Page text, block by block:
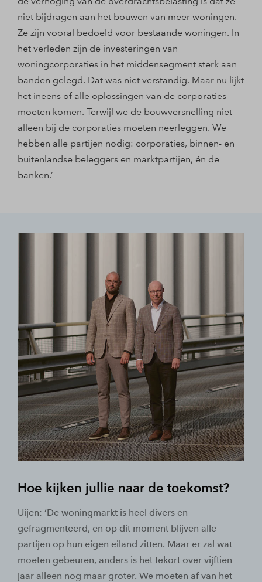
niet bijdragen aan het bouwen van meer woningen.
Ze zijn vooral bedoeld voor bestaande woningen. In
het verleden zijn de investeringen van
woningcorporaties in het middensegment sterk aan
banden gelegd. Dat was niet verstandig. Maar nu lijkt
het ineens of alle oplossingen van de corporaties
moeten komen. Terwijl we de bouwversnelling niet
alleen bij de corporaties moeten neerleggen. We
hebben alle partijen nodig: corporaties, binnen- en
buitenlandse beleggers en marktpartijen, én de
banken.’
Hoe kijken jullie naar de toekomst?
Uijen: ‘De woningmarkt is heel divers en
gefragmenteerd, en op dit moment blijven alle
partijen op hun eigen eiland zitten. Maar er zal wat
moeten gebeuren, anders is het tekort over vijftien
jaar alleen nog maar groter. We moeten af van het